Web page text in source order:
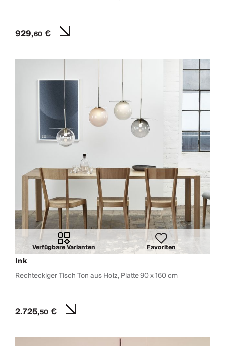
929,60€
Verfügbare Varianten Favoriten
Ink
Rechteckiger Tisch Ton aus Holz, Platte 90 x 160 cm
2.725,50€